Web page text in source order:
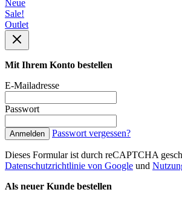
Neue
Sale!
Outlet
Mit Ihrem Konto bestellen
E-Mailadresse
Passwort
Anmelden Passwort vergessen?
Dieses Formular ist durch reCAPTCHA
Datenschutzrichtlinie von Google und
Als neuer Kunde bestellen